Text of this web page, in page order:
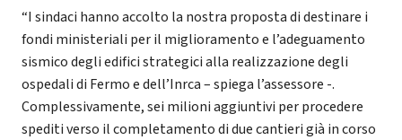
“I sindaci hanno accolto la nostra proposta di destinare i
fondi ministeriali per il miglioramento e l’adeguamento
sismico degli edifici strategici alla realizzazione degli
ospedali di Fermo e dell’Inrca – spiega l’assessore -.
Complessivamente, sei milioni aggiuntivi per procedere
spediti verso il completamento di due cantieri già in corso